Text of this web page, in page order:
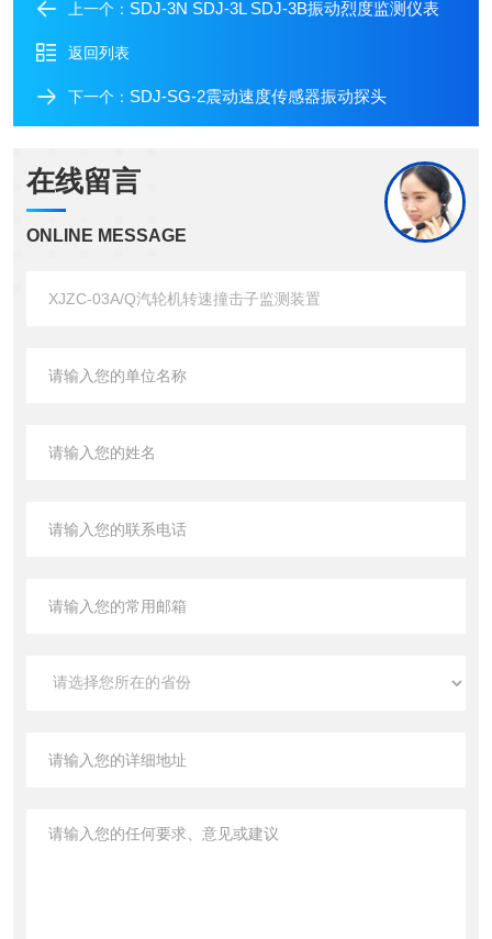
上一个： SDJ-3N SDJ-3L SDJ-3B振动烈度监测仪表
返回列表
下一个： SDJ-SG-2震动速度传感器振动探头
在线留言
ONLINE MESSAGE